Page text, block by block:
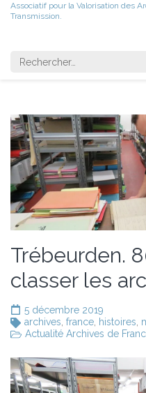
Associatif pour la Valorisation des
Transmission.
Trébeurden.
classer les
5 décembre 2019
archives france histoires
Actualité Archives de